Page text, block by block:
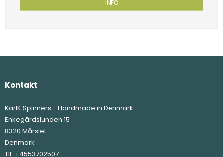
INFO
Kontakt
KarlK Spinners - Handmade in Denmark
Enkegårdslunden 15
8320 Mårslet
Denmark
Tlf: +4553702507